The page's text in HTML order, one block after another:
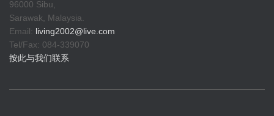
96000 Sibu,
Sarawak, Malaysia.
Email: living2002@live.com
Tel/Fax: 084-339070
按此与我们联系